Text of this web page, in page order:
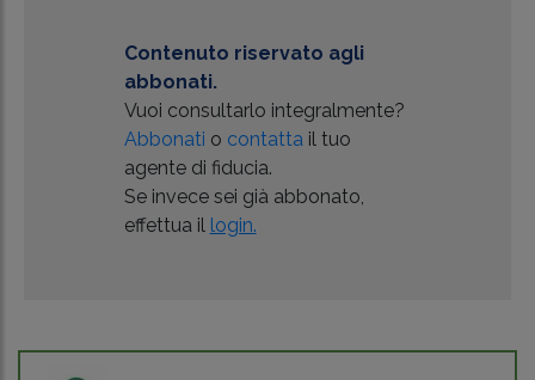
Contenuto riservato agli
abbonati.
Vuoi consultarlo integralmente?
Abbonati o contattail tuo
agente di fiducia.
Se invece sei già abbonato,
effettua il login.